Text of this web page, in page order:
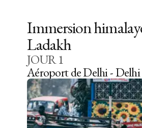
Immersion
Ladakh
JOUR1
Aéroport de Delhi - Delhi